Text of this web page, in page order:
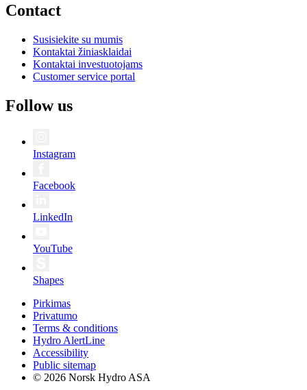
Contact
Susisiekite su mumis
Kontaktai žiniasklaidai
Kontaktai investuotojams
Customer service portal
Follow us
Instagram
Facebook
LinkedIn
YouTube
Shapes
Pirkimas
Privatumo
Terms & conditions
Hydro AlertLine
Accessibility
Public sitemap
© 2026 Norsk Hydro ASA